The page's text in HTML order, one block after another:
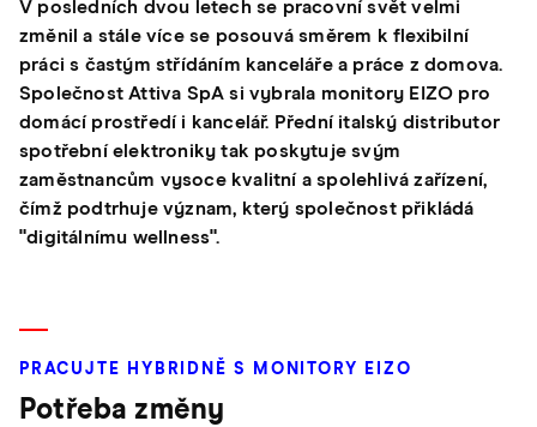
V posledních dvou letech se pracovní svět velmi
změnil a stále více se posouvá směrem k flexibilní
práci s častým střídáním kanceláře a práce z domova.
Společnost Attiva SpA si vybrala monitory EIZO pro
domácí prostředí i kancelář. Přední italský distributor
spotřební elektroniky tak poskytuje svým
zaměstnancům vysoce kvalitní a spolehlivá zařízení,
čímž podtrhuje význam, který společnost přikládá
"digitálnímu wellness".
PRACUJTE HYBRIDNĚ S MONITORY EIZO
Potřeba změny